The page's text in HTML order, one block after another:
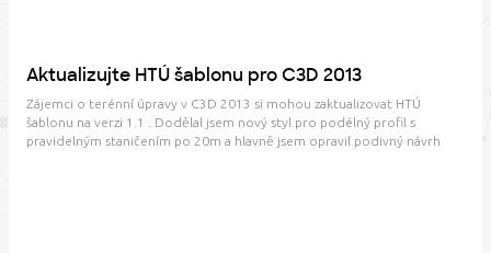
Aktualizujte HTÚ šablonu pro C3D 2013
Zájemci o terénní úpravy v C3D 2013 si mohou zaktualizovat HTÚ
šablonu na verzi 1.1 . Dodělal jsem nový styl pro podélný profil s
pravidelným staničením po 20m a hlavně jsem opravil podivný návrh